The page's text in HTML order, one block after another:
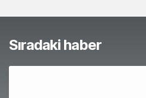
Sıradaki haber